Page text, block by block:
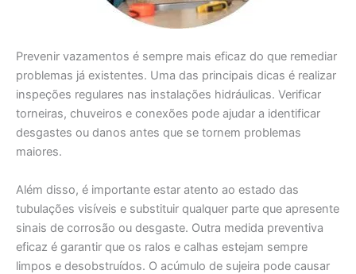
Prevenir vazamentos é sempre mais eficaz do que remediar
problemas já existentes. Uma das principais dicas é realizar
inspeções regulares nas instalações hidráulicas. Verificar
torneiras, chuveiros e conexões pode ajudar a identificar
desgastes ou danos antes que se tornem problemas
maiores.
Além disso, é importante estar atento ao estado das
tubulações visíveis e substituir qualquer parte que apresente
sinais de corrosão ou desgaste. Outra medida preventiva
eficaz é garantir que os ralos e calhas estejam sempre
limpos e desobstruídos. O acúmulo de sujeira pode causar